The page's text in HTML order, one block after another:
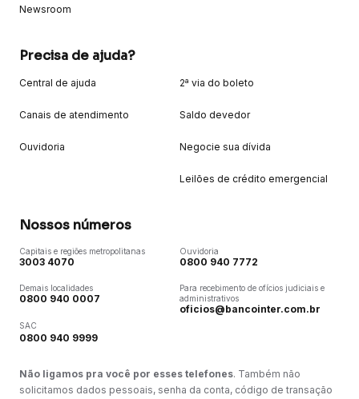
Newsroom
Precisa de ajuda?
Central de ajuda
Canais de atendimento
Ouvidoria
2ª via do boleto
Saldo devedor
Negocie sua dívida
Leilões de crédito emergencial
Nossos números
Capitais e regiões metropolitanas
3003 4070
Demais localidades
0800 940 0007
SAC
0800 940 9999
Ouvidoria
0800 940 7772
Para recebimento de ofícios judiciais e
administrativos
oficios@bancointer.com.br
Não ligamos pra você por esses telefones. Também não
solicitamos dados pessoais, senha da conta, código de transação